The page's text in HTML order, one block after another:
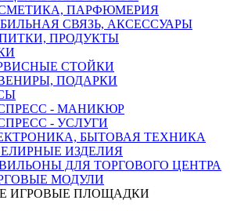
ПАРФЮМЕРИЯ
СВЯЗЬ, АКСЕССУАРЫ
ПРОДУКТЫ
СТОЙКИ
ПОДАРКИ
- МАНИКЮР
- УСЛУГИ
БЫТОВАЯ ТЕХНИКА
ИЗДЕЛИЯ
ДЛЯ ТОРГОВОГО ЦЕНТРА
МОДУЛИ
ИГРОВЫЕ ПЛОЩАДКИ